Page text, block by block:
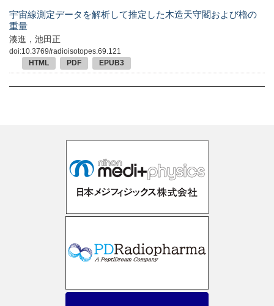
宇宙線測定データを解析して推定した木造天守閣および櫓の
重量
湊進，池田正
doi:10.3769/radioisotopes.69.121
HTML
PDF EPUB3